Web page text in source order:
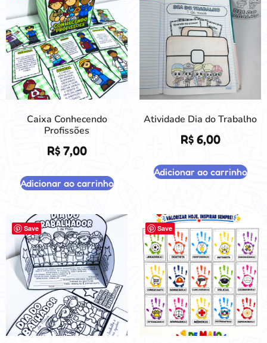
Caixa Conhecendo
Profissões
R$7,00
Adicionar ao carrinho
Atividade Dia do Trabalho
R$6,00
Adicionar ao carrinho
Save Save